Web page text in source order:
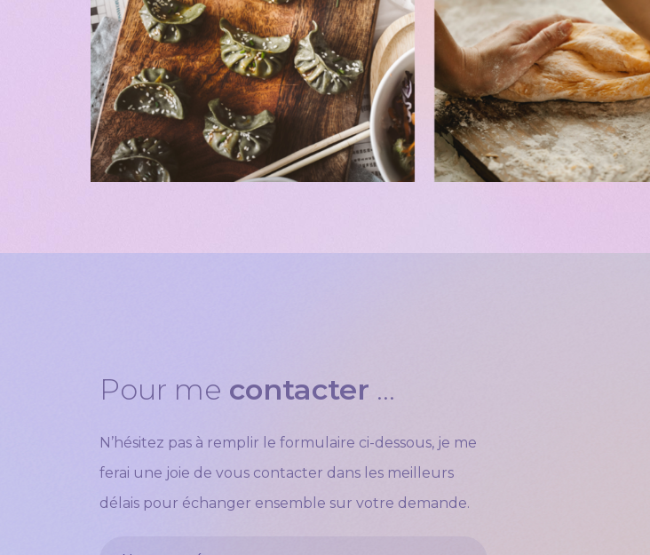
Pour me contacter ...
N’hésitez pas à remplir le formulaire ci-dessous, je me
ferai une joie de vous contacter dans les meilleurs
délais pour échanger ensemble sur votre demande.